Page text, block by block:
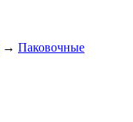
→ Паковочные